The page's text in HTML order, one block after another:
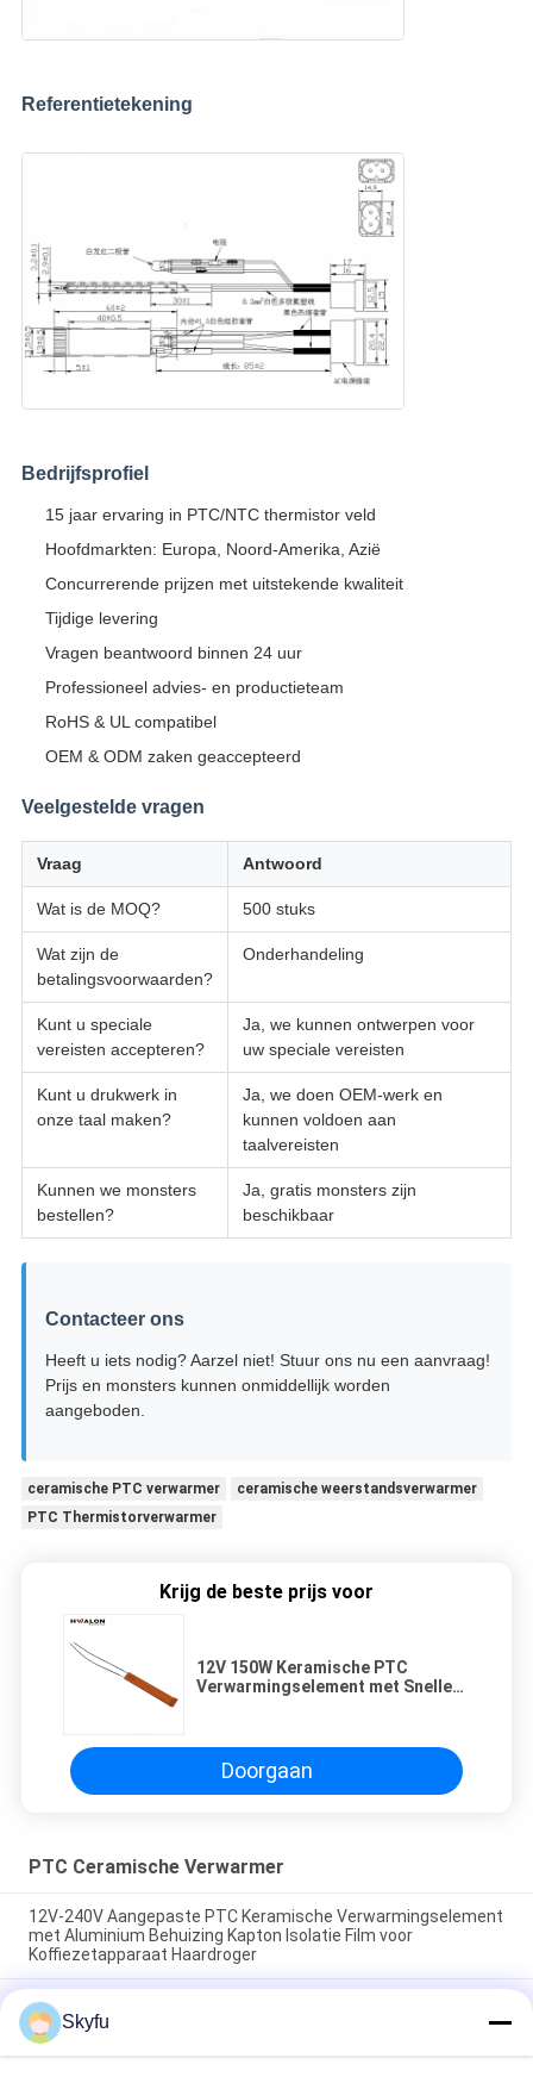
Referentietekening
Bedrijfsprofiel
15 jaar ervaring in PTC/NTC thermistor veld
Hoofdmarkten: Europa, Noord-Amerika, Azië
Concurrerende prijzen met uitstekende kwaliteit
Tijdige levering
Vragen beantwoord binnen 24 uur
Professioneel advies- en productieteam
RoHS & UL compatibel
OEM & ODM zaken geaccepteerd
Veelgestelde vragen
Vraag Antwoord
Wat is de MOQ? 500 stuks
Wat zijn de
betalingsvoorwaarden?
Onderhandeling
Kunt u speciale
vereisten accepteren?
Ja, we kunnen ontwerpen voor
uw speciale vereisten
Kunt u drukwerk in
onze taal maken?
Ja, we doen OEM-werk en
kunnen voldoen aan
taalvereisten
Kunnen we monsters
bestellen?
Ja, gratis monsters zijn
beschikbaar
Contacteer ons
Heeft u iets nodig? Aarzel niet! Stuur ons nu een aanvraag!
Prijs en monsters kunnen onmiddellijk worden
aangeboden.
ceramische PTC verwarmer
ceramische weerstandsverwarmer
PTC Thermistorverwarmer
Krijg de beste prijs voor
12V 150W Keramische PTC
Verwarmingselement met Snelle
Hete Lijmpistolen
Doorgaan
PTC Ceramische Verwarmer
12V-240V Aangepaste PTC Keramische Verwarmingselement
met Aluminium Behuizing Kapton Isolatie Film voor
Koffiezetapparaat Haardroger
Automatische Constante Temperatuur Snelle Opwarming
Energiebesparende PTC Keramische Verwarmingschip voor
Stijltang en Flat Iron
Skyfu